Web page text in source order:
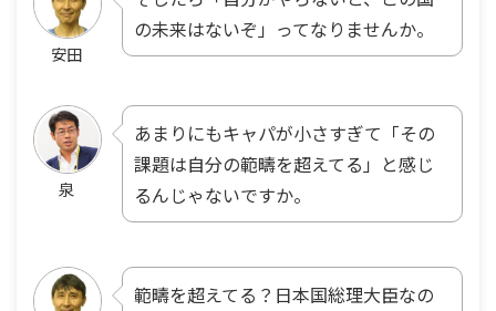
安田
の未来はないぞ」ってなりませんか。
泉
あまりにもキャパが小さすぎて「その
課題は自分の範疇を超えてる」と感じ
るんじゃないですか。
範疇を超えてる？日本国総理大臣なの